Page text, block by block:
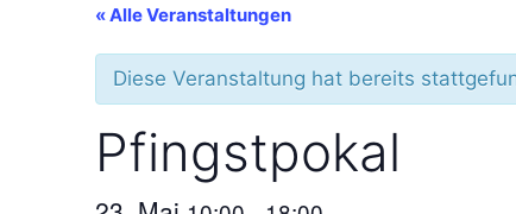
« Alle Veranstaltungen
Diese Veranstaltung hat bereits
Pfingstpokal